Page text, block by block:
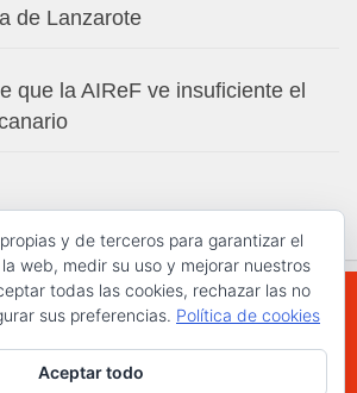
de Lanzarote
que la AIReF ve insuficiente el
© 2026. Todos los
derechos reservados.
y de terceros para garantizar el
web, medir su uso y mejorar nuestros
todas las cookies, rechazar las no
sus preferencias. Política de cookies
Aceptar todo